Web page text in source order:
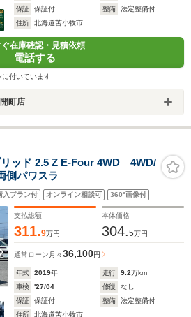
保証
保証付 整備
法定整備付
住所
北海道苫小牧市
在庫確認・見積依頼
電話する
に付いています
町店
ッド 2.5 Z E-Four 4WD 4WD/
側パワスラ
入プラン付 オンライン相談可 360°画像付
支払総額
311.9万円
本体価格
304.5万円
通常ローン 月々36,100円
年式 2019年 走行 9.2万km
車検
'27/04 修復
なし
保証
保証付 整備
法定整備付
住所
北海道苫小牧市